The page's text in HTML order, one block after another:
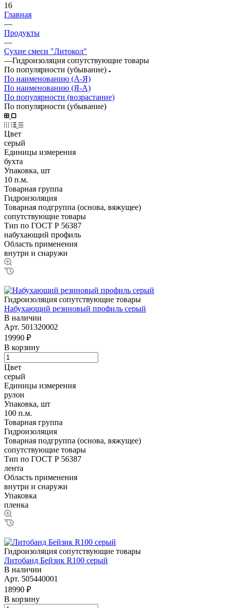
16
Главная
—
Продукты
—
Сухие смеси "Литокол"
—Гидроизоляция сопутствующие товары
По популярности (убывание)
По наименованию (А-Я)
По наименованию (Я-А)
По популярности (возрастание)
По популярности (убывание)
Цвет
серый
Единицы измерения
бухта
Упаковка, шт
10 п.м.
Товарная группа
Гидроизоляция
Товарная подгруппа (основа, вяжущее)
сопутствующие товары
Тип по ГОСТ Р 56387
набухающий профиль
Область применения
внутри и снаружи
Гидроизоляция сопутствующие товары
Набухающий резиновый профиль серый
В наличии
Арт. 501320002
19990 ₽
В корзину
Цвет
серый
Единицы измерения
рулон
Упаковка, шт
100 п.м.
Товарная группа
Гидроизоляция
Товарная подгруппа (основа, вяжущее)
сопутствующие товары
Тип по ГОСТ Р 56387
лента
Область применения
внутри и снаружи
Упаковка
пленка
Гидроизоляция сопутствующие товары
Литобанд Бейзик R100 серый
В наличии
Арт. 505440001
18990 ₽
В корзину